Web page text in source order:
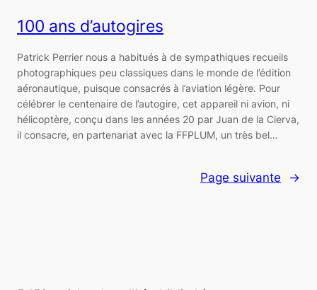
100 ans d’autogires
Patrick Perrier nous a habitués à de sympathiques recueils
photographiques peu classiques dans le monde de l’édition
aéronautique, puisque consacrés à l’aviation légère. Pour
célébrer le centenaire de l’autogire, cet appareil ni avion, ni
hélicoptère, conçu dans les années 20 par Juan de la Cierva,
il consacre, en partenariat avec la FFPLUM, un très bel…
Page suivante →